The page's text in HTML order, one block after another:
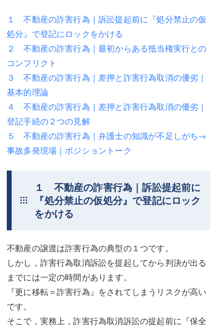
相続・遺言
離婚（夫婦間トラブル）
企業法務
労働問題（解雇，残業等）
刑事弁護
交通事故
不動産登記
調査・書面作成
債務整理
アクセス
東京事務所 (新宿・四谷)
埼玉事務所 (さいたま市)
川口事務所（埼玉県川口市）
離婚（夫婦間トラブル）
企業法務
労働問題（解雇，残業等）
刑事弁護
交通事故
不動産登記
商業登記
債務整理
マスコミ取材・実績
東京事務所 (新宿・四谷)
埼玉事務所 (さいたま市)
川口事務所（埼玉県川口市）
お問い合せフォーム
１ 不動産の詐害行為｜訴訟提起前に『処分禁止の仮
処分』で登記にロックをかける
２ 不動産の詐害行為｜最初からある抵当権実行との
コンフリクト
３ 不動産の詐害行為｜差押と詐害行為取消の優劣｜
基本的理論
４ 不動産の詐害行為｜差押と詐害行為取消の優劣｜
登記手続の２つの見解
５ 不動産の詐害行為｜弁護士の知識が不足しがち→
事故多発現場｜ポジショントーク
１ 不動産の詐害行為｜訴訟提起前に
『処分禁止の仮処分』で登記にロック
をかける
不動産の譲渡は詐害行為の典型の１つです。
しかし，詐害行為取消訴訟を提起してから判決が出る
までには一定の時間があります。
『更に移転＝詐害行為』をされてしまうリスクが高い
です。
そこで，実務上，詐害行為取消訴訟の提起前に『保全